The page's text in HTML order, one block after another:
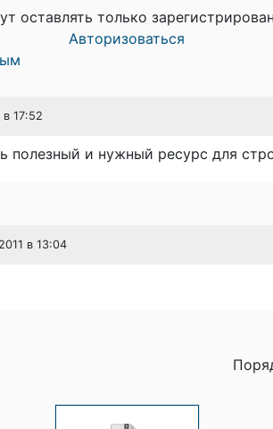
оставлять только
Авторизоваться
17:52
полезный и нужный ресурс для
в 13:04